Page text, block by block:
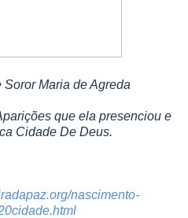
Maria de Agreda
que ela presenciou e
Cidade De Deus.
nascimento-